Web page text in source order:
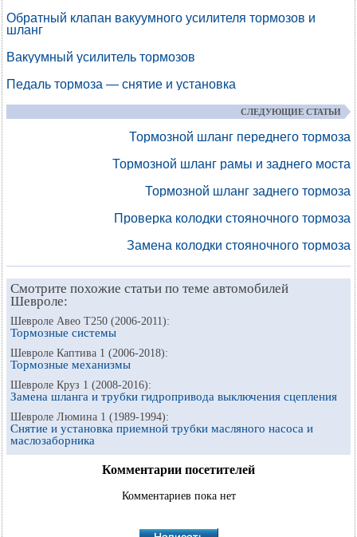
Обратный клапан вакуумного усилителя тормозов и
шланг
Вакуумный усилитель тормозов
Педаль тормоза — снятие и установка
СЛЕДУЮЩИЕ СТАТЬИ
Тормозной шланг переднего тормоза
Тормозной шланг рамы и заднего моста
Тормозной шланг заднего тормоза
Проверка колодки стояночного тормоза
Замена колодки стояночного тормоза
Смотрите похожие статьи по теме автомобилей
Шевроле:
Шевроле Авео Т250 (2006-2011):
Тормозные системы
Шевроле Каптива 1 (2006-2018):
Тормозные механизмы
Шевроле Круз 1 (2008-2016):
Замена шланга и трубки гидропривода выключения сцепления
Шевроле Люмина 1 (1989-1994):
Снятие и установка приемной трубки масляного насоса и
маслозаборника
Комментарии посетителей
Комментариев пока нет